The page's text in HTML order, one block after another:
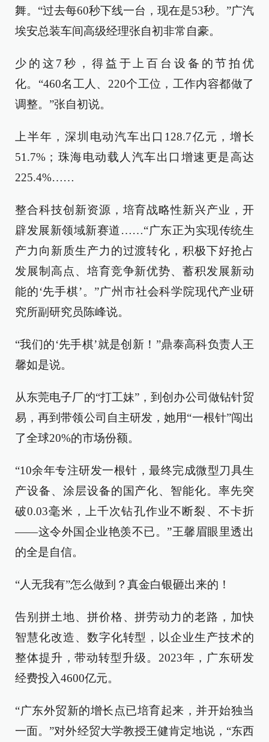
舞。“过去每60秒下线一台，现在是53秒。”广汽
埃安总装车间高级经理张自初非常自豪。
少的这7秒，得益于上百台设备的节拍优
化。“460名工人、220个工位，工作内容都做了
调整。”张自初说。
上半年，深圳电动汽车出口128.7亿元，增长
51.7%；珠海电动载人汽车出口增速更是高达
225.4%……
整合科技创新资源，培育战略性新兴产业，开
辟发展新领域新赛道……“广东正为实现传统生
产力向新质生产力的过渡转化，积极下好抢占
发展制高点、培育竞争新优势、蓄积发展新动
能的‘先手棋’。”广州市社会科学院现代产业研
究所副研究员陈峰说。
“我们的‘先手棋’就是创新！”鼎泰高科负责人王
馨如是说。
从东莞电子厂的“打工妹”，到创办公司做钻针贸
易，再到带领公司自主研发，她用“一根针”闯出
了全球20%的市场份额。
“10余年专注研发一根针，最终完成微型刀具生
产设备、涂层设备的国产化、智能化。率先突
破0.03毫米，上千次钻孔作业不断裂、不卡折
——这令外国企业艳羡不已。”王馨眉眼里透出
的全是自信。
“人无我有”怎么做到？真金白银砸出来的！
告别拼土地、拼价格、拼劳动力的老路，加快
智慧化改造、数字化转型，以企业生产技术的
整体提升，带动转型升级。2023年，广东研发
经费投入4600亿元。
“广东外贸新的增长点已培育起来，并开始独当
一面。”对外经贸大学教授王健肯定地说，“东西